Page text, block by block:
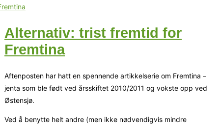
Alternativ: trist fremtid for
Fremtina
Aftenposten har hatt en spennende artikkelserie om Fremtina –
jenta som ble født ved årsskiftet 2010/2011 og vokste opp ved
Østensjø.
Ved å benytte helt andre (men ikke nødvendigvis mindre